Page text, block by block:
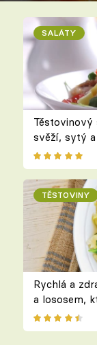
SALÁTY
Těstovinový
svěží, sytý
TĚSTOVINY
Rychlá a
a lososem,